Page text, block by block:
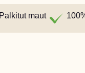
Palkitut maut